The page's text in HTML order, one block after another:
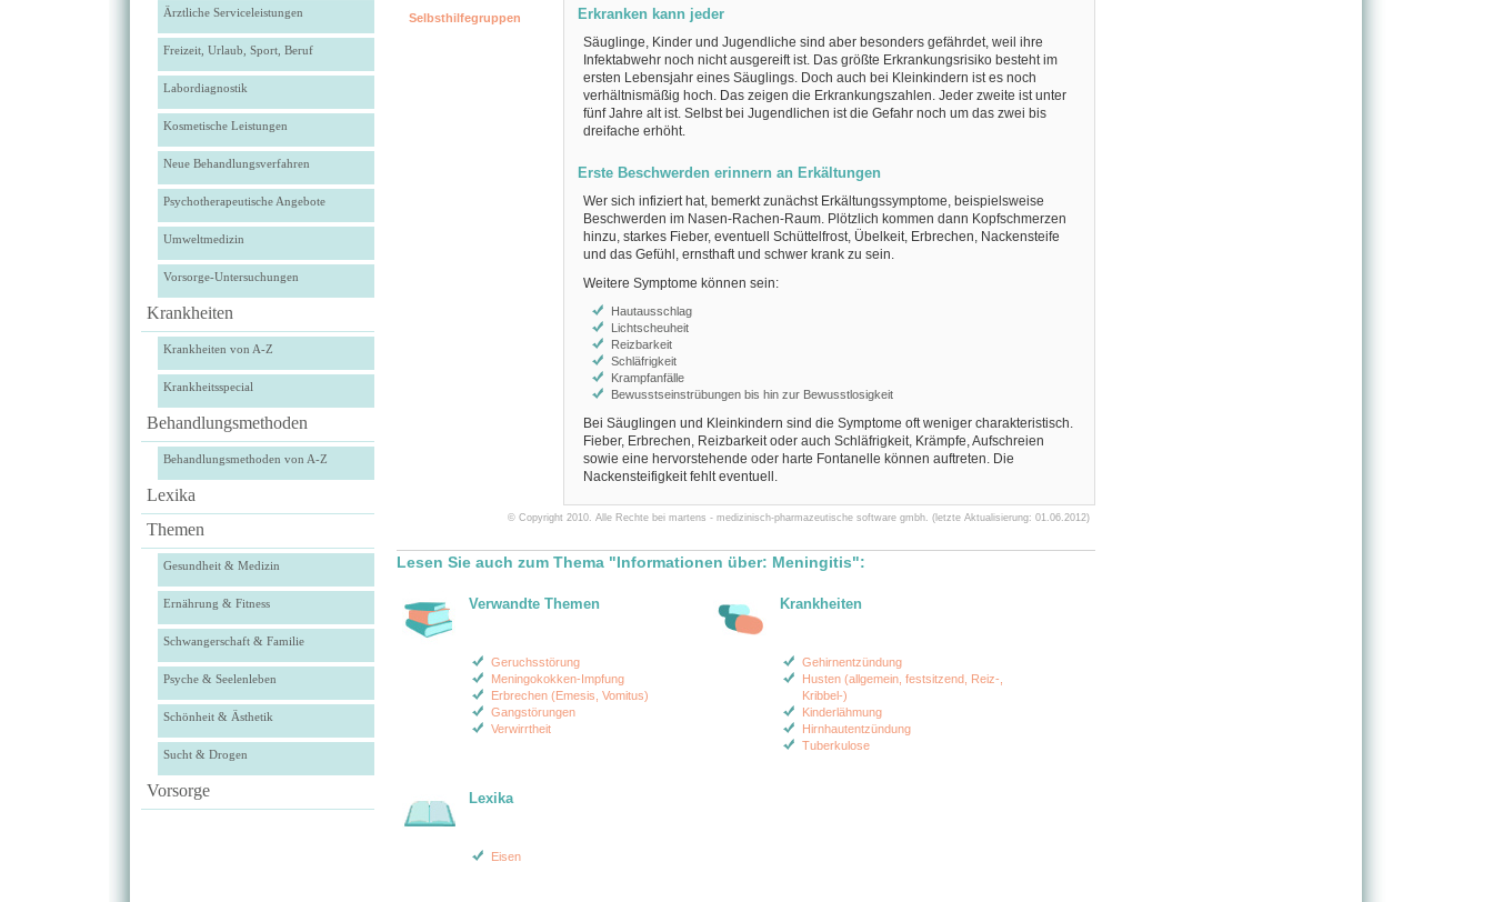
Ärztliche Serviceleistungen
Freizeit, Urlaub, Sport, Beruf
Labordiagnostik
Kosmetische Leistungen
Neue Behandlungsverfahren
Psychotherapeutische Angebote
Umweltmedizin
Vorsorge-Untersuchungen
Krankheiten
Krankheiten von A-Z
Krankheitsspecial
Behandlungsmethoden
Behandlungsmethoden von A-Z
Lexika
Themen
Gesundheit & Medizin
Ernährung & Fitness
Schwangerschaft & Familie
Psyche & Seelenleben
Schönheit & Ästhetik
Sucht & Drogen
Vorsorge
Selbsthilfegruppen Erkranken kann jeder
Säuglinge, Kinder und Jugendliche sind aber besonders gefährdet, weil ihre
Infektabwehr noch nicht ausgereift ist. Das größte Erkrankungsrisiko besteht im
ersten Lebensjahr eines Säuglings. Doch auch bei Kleinkindern ist es noch
verhältnismäßig hoch. Das zeigen die Erkrankungszahlen. Jeder zweite ist unter
fünf Jahre alt ist. Selbst bei Jugendlichen ist die Gefahr noch um das zwei bis
dreifache erhöht.
Erste Beschwerden erinnern an Erkältungen
Wer sich infiziert hat, bemerkt zunächst Erkältungssymptome, beispielsweise
Beschwerden im Nasen-Rachen-Raum. Plötzlich kommen dann Kopfschmerzen
hinzu, starkes Fieber, eventuell Schüttelfrost, Übelkeit, Erbrechen, Nackensteife
und das Gefühl, ernsthaft und schwer krank zu sein.
Weitere Symptome können sein:
Hautausschlag
Lichtscheuheit
Reizbarkeit
Schläfrigkeit
Krampfanfälle
Bewusstseinstrübungen bis hin zur Bewusstlosigkeit
Bei Säuglingen und Kleinkindern sind die Symptome oft weniger charakteristisch.
Fieber, Erbrechen, Reizbarkeit oder auch Schläfrigkeit, Krämpfe, Aufschreien
sowie eine hervorstehende oder harte Fontanelle können auftreten. Die
Nackensteifigkeit fehlt eventuell.
© Copyright 2010. Alle Rechte bei martens - medizinisch-pharmazeutische software gmbh. (letzte Aktualisierung: 01.06.2012)
Lesen Sie auch zum Thema "Informationen über: Meningitis":
Verwandte Themen
Geruchsstörung
Meningokokken-Impfung
Erbrechen (Emesis, Vomitus)
Gangstörungen
Verwirrtheit
Krankheiten
Gehirnentzündung
Husten (allgemein, festsitzend, Reiz-,
Kribbel-)
Kinderlähmung
Hirnhautentzündung
Tuberkulose
Lexika
Eisen